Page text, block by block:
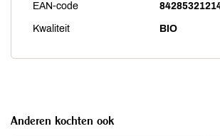
EAN-code
Kwaliteit BIO
Anderen kochten ook